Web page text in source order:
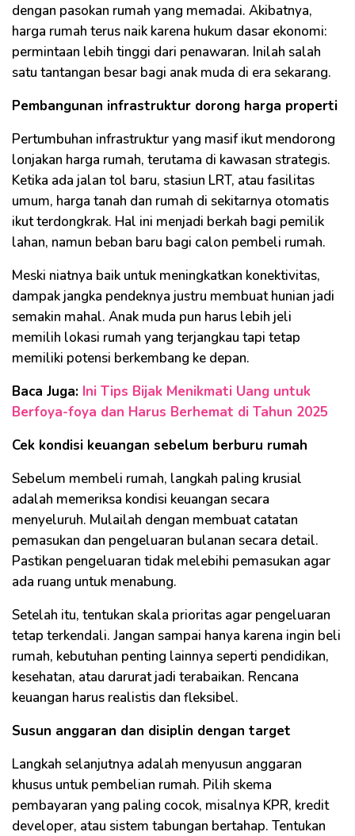
dengan pasokan rumah yang memadai. Akibatnya,
harga rumah terus naik karena hukum dasar ekonomi:
permintaan lebih tinggi dari penawaran. Inilah salah
satu tantangan besar bagi anak muda di era sekarang.
Pembangunan infrastruktur dorong harga properti
Pertumbuhan infrastruktur yang masif ikut mendorong
lonjakan harga rumah, terutama di kawasan strategis.
Ketika ada jalan tol baru, stasiun LRT, atau fasilitas
umum, harga tanah dan rumah di sekitarnya otomatis
ikut terdongkrak. Hal ini menjadi berkah bagi pemilik
lahan, namun beban baru bagi calon pembeli rumah.
Meski niatnya baik untuk meningkatkan konektivitas,
dampak jangka pendeknya justru membuat hunian jadi
semakin mahal. Anak muda pun harus lebih jeli
memilih lokasi rumah yang terjangkau tapi tetap
memiliki potensi berkembang ke depan.
Baca Juga: Ini Tips Bijak Menikmati Uang untuk
Berfoya-foya dan Harus Berhemat di Tahun 2025
Cek kondisi keuangan sebelum berburu rumah
Sebelum membeli rumah, langkah paling krusial
adalah memeriksa kondisi keuangan secara
menyeluruh. Mulailah dengan membuat catatan
pemasukan dan pengeluaran bulanan secara detail.
Pastikan pengeluaran tidak melebihi pemasukan agar
ada ruang untuk menabung.
Setelah itu, tentukan skala prioritas agar pengeluaran
tetap terkendali. Jangan sampai hanya karena ingin beli
rumah, kebutuhan penting lainnya seperti pendidikan,
kesehatan, atau darurat jadi terabaikan. Rencana
keuangan harus realistis dan fleksibel.
Susun anggaran dan disiplin dengan target
Langkah selanjutnya adalah menyusun anggaran
khusus untuk pembelian rumah. Pilih skema
pembayaran yang paling cocok, misalnya KPR, kredit
developer, atau sistem tabungan bertahap. Tentukan